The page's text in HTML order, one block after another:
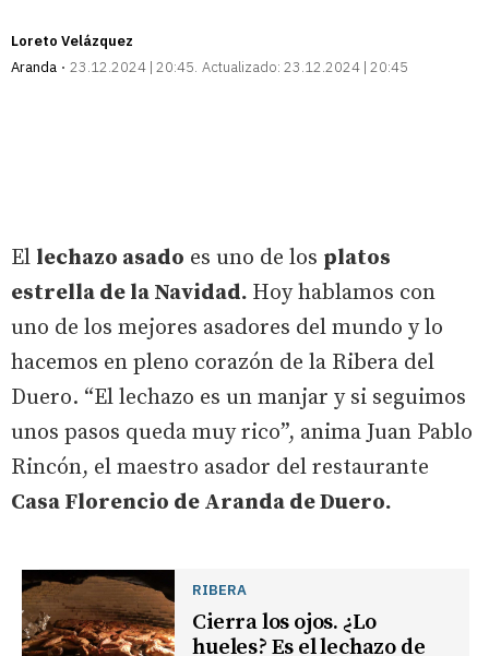
Loreto Velázquez
Aranda
23.12.2024 | 20:45 Actualizado: 23.12.2024 | 20:45
El lechazo asado es uno de los platos
estrella de la Navidad. Hoy hablamos con
uno de los mejores asadores del mundo y lo
hacemos en pleno corazón de la Ribera del
Duero. “El lechazo es un manjar y si seguimos
unos pasos queda muy rico”, anima Juan Pablo
Rincón, el maestro asador del restaurante
Casa Florencio de Aranda de Duero.
RIBERA
Cierra los ojos. ¿Lo
hueles? Es el lechazo de